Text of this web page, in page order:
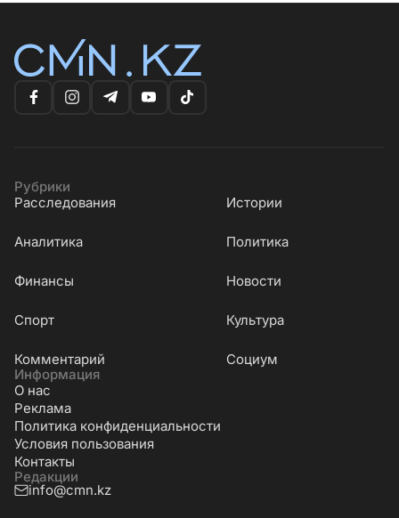
Рубрики
Расследования
Истории
Аналитика Политика
Финансы Новости
Cпорт Культура
Комментарий
Социум
Информация
О нас
Реклама
Политика конфиденциальности
Условия пользования
Контакты
Редакции
info@cmn.kz